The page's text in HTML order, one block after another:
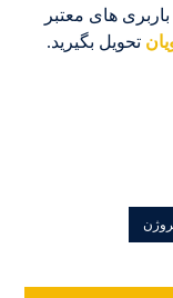
باربری های معتبر
تحویل بگیرید.